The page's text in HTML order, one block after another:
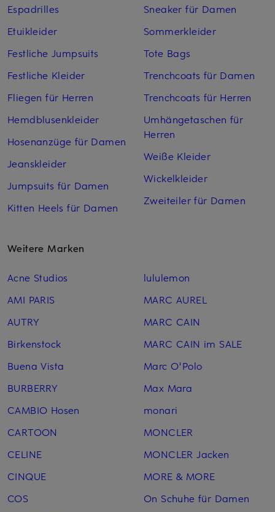
Espadrilles
Etuikleider
Festliche Jumpsuits
Festliche Kleider
Fliegen für Herren
Hemdblusenkleider
Hosenanzüge für Damen
Jeanskleider
Jumpsuits für Damen
Kitten Heels für Damen
Sneaker für Damen
Sommerkleider
Tote Bags
Trenchcoats für Damen
Trenchcoats für Herren
Umhängetaschen für
Herren
Weiße Kleider
Wickelkleider
Zweiteiler für Damen
Weitere Marken
Acne Studios
AMI PARIS
AUTRY
Birkenstock
Buena Vista
BURBERRY
CAMBIO Hosen
CARTOON
CELINE
CINQUE
COS
lululemon
MARC AUREL
MARC CAIN
MARC CAIN im SALE
Marc O'Polo
Max Mara
monari
MONCLER
MONCLER Jacken
MORE & MORE
On Schuhe für Damen